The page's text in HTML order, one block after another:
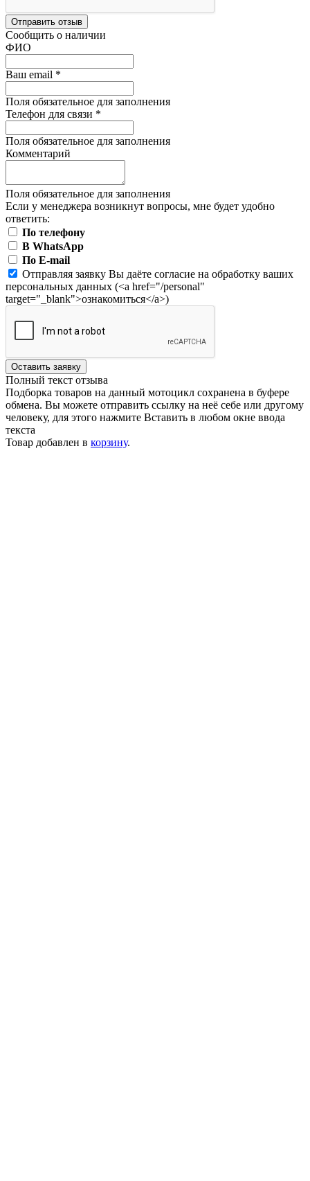
Отправить отзыв
Сообщить о наличии
ФИО
Ваш email *
Поля обязательное для заполнения
Телефон для связи *
Поля обязательное для заполнения
Комментарий
Поля обязательное для заполнения
Если у менеджера возникнут вопросы, мне будет удобно
ответить:
По телефону
В WhatsApp
По E-mail
Отправляя заявку Вы даёте согласие на обработку ваших
персональных данных (<a href="/personal"
target="_blank">ознакомиться</a>)
Оставить заявку
Полный текст отзыва
Подборка товаров на данный мотоцикл сохранена в буфере
обмена. Вы можете отправить ссылку на неё себе или другому
человеку, для этого нажмите Вставить в любом окне ввода
текста
Товар добавлен в корзину.